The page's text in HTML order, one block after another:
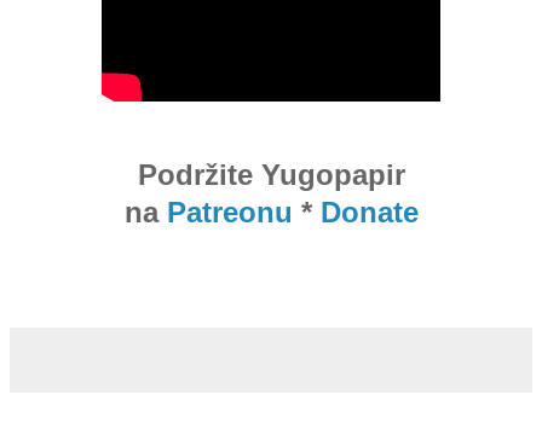
Podržite Yugopapir
na Patreonu * Donate